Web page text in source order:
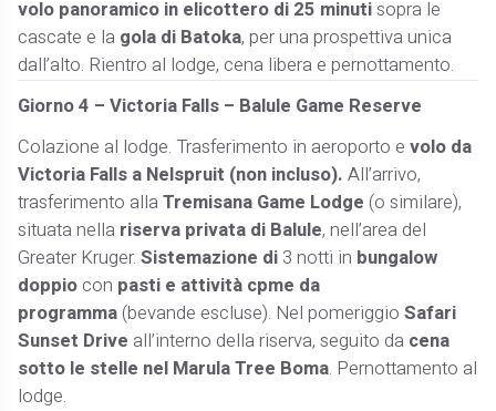
volo panoramico in elicottero di 25 minutisopra le
cascate e la gola di Batoka, per una prospettiva unica
dall’alto. Rientro al lodge, cena libera e pernottamento.
Giorno 4 – Victoria Falls – Balule Game Reserve
Colazione al lodge. Trasferimento in aeroporto evolo da
Victoria Falls a Nelspruit (non incluso).All’arrivo,
trasferimento allaTremisana Game Lodge (o similare),
situata nella riserva privata di Balule, nell’area del
Greater Kruger.Sistemazione di 3 notti in bungalow
doppiocon pasti e attività cpme da
programma (bevande escluse). Nel pomeriggioSafari
Sunset Drive all’interno della riserva, seguito da cena
sotto le stelle nel Marula Tree Boma. Pernottamento al
lodge.